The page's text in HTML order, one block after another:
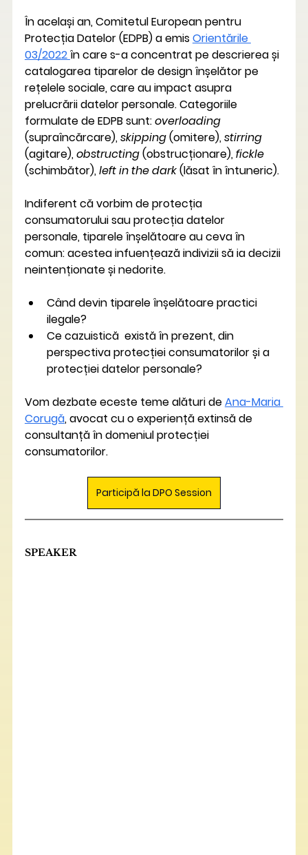
În același an, Comitetul European pentru
Protecția Datelor (EDPB) a emis Orientările
03/2022 în care s-a concentrat pe descrierea și
catalogarea tiparelor de design înșelător pe
rețelele sociale, care au impact asupra
prelucrării datelor personale. Categoriile
formulate de EDPB sunt: overloading
(supraîncărcare), skipping (omitere), stirring
(agitare), obstructing (obstrucționare), fickle
(schimbător), left in the dark (lăsat în întuneric).
Indiferent că vorbim de protecția
consumatorului sau protecția datelor
personale, tiparele înșelătoare au ceva în
comun: acestea infuențează indivizii să ia decizii
neintenționate și nedorite.
Când devin tiparele înșelătoare practici
ilegale?
Ce cazuistică  există în prezent, din
perspectiva protecției consumatorilor și a
protecției datelor personale?
Vom dezbate eceste teme alături de Ana-Maria
Corugă, avocat cu o experiență extinsă de
consultanță în domeniul protecției
consumatorilor.
Participă la DPO Session
SPEAKER